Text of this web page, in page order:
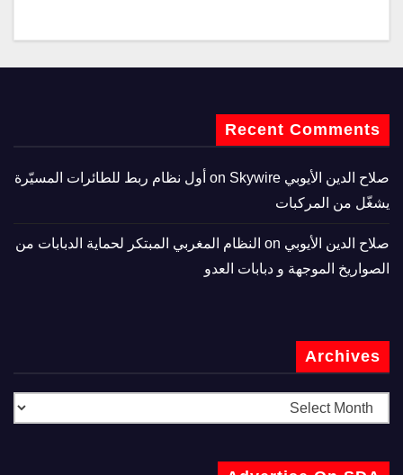
Recent Comments
صلاح الدين الأيوبي
Skywire أول نظام ربط للطائرات المسيّرة
يشغّل من المركبات
صلاح الدين الأيوبي
النظام المغربي المبتكر لحماية الدبابات من
الصواريخ الموجهة و دبابات العدو
Archives